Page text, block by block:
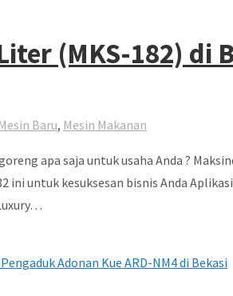
(MKS-182) di
Mesin Baru, Mesin Makanan
apa saja untuk usaha Anda ?
ini untuk kesuksesan bisnis Anda